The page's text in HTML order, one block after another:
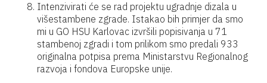
Intenzivirati će se rad projektu ugradnje dizala u
višestambene zgrade. Istakao bih primjer da smo
mi u GO HSU Karlovac izvršili popisivanja u 71
stambenoj zgradi i tom prilikom smo predali 933
originalna potpisa prema Ministarstvu Regionalnog
razvoja i fondova Europske unije.